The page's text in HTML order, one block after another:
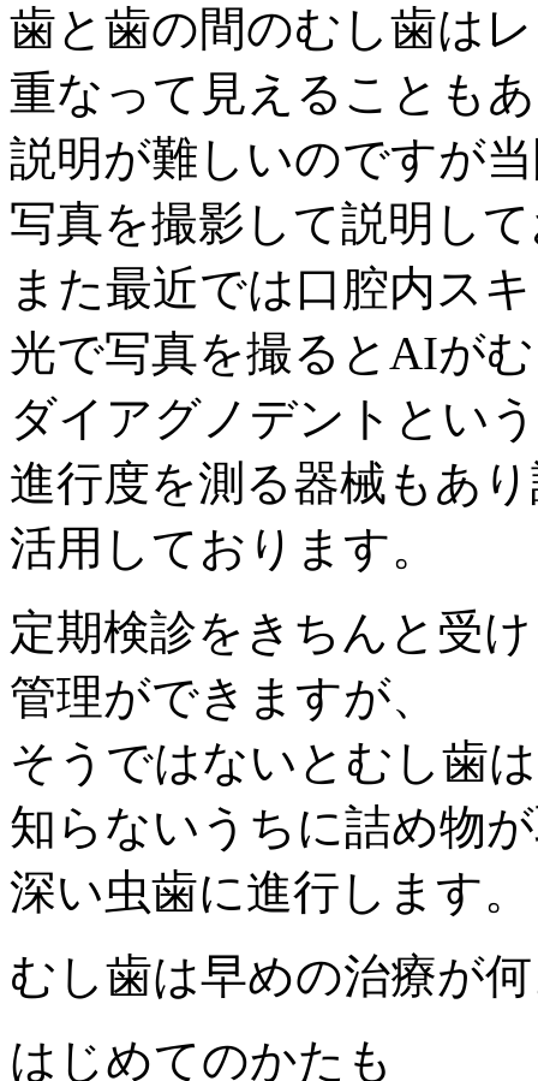
歯と歯の間のむし歯は
重なって見えることも
説明が難しいのですが
写真を撮影して説明し
また最近では口腔内ス
光で写真を撮るとAIが
ダイアグノデントとい
進行度を測る器械もあ
活用しております。
定期検診をきちんと受
管理ができますが、
そうではないとむし歯
知らないうちに詰め物
深い虫歯に進行します。
むし歯は早めの治療が
はじめてのかたも